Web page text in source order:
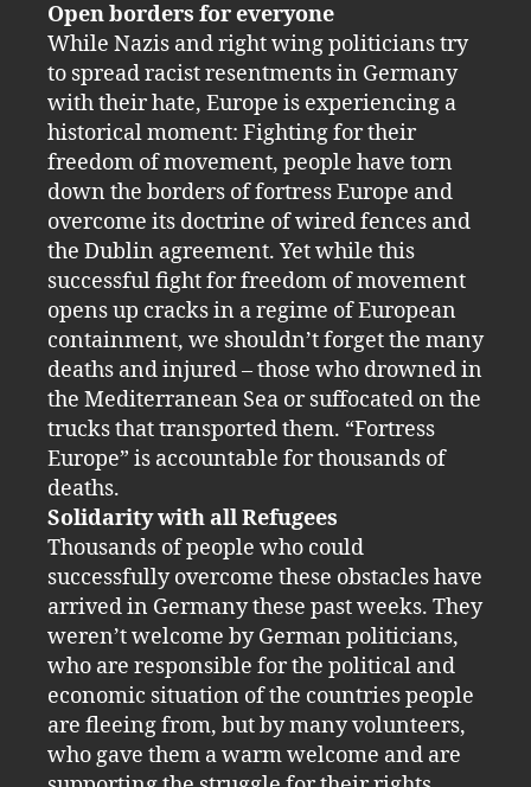
Open borders for everyone
While Nazis and right wing politicians try
to spread racist resentments in Germany
with their hate, Europe is experiencing a
historical moment: Fighting for their
freedom of movement, people have torn
down the borders of fortress Europe and
overcome its doctrine of wired fences and
the Dublin agreement. Yet while this
successful fight for freedom of movement
opens up cracks in a regime of European
containment, we shouldn’t forget the many
deaths and injured – those who drowned in
the Mediterranean Sea or suffocated on the
trucks that transported them. “Fortress
Europe” is accountable for thousands of
deaths.
Solidarity with all Refugees
Thousands of people who could
successfully overcome these obstacles have
arrived in Germany these past weeks. They
weren’t welcome by German politicians,
who are responsible for the political and
economic situation of the countries people
are fleeing from, but by many volunteers,
who gave them a warm welcome and are